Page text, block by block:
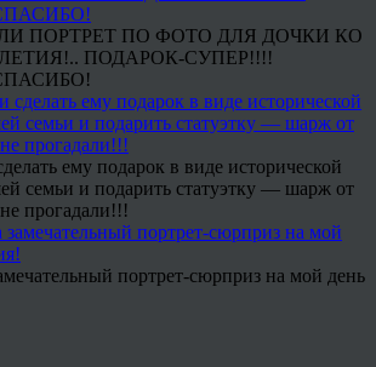
ПОРТРЕТ ПО ФОТО ДЛЯ ДОЧКИ КО
ПОДАРОК-СУПЕР!!!!
ему подарок в виде исторической
семьи и подарить статуэтку — шарж от
прогадали!!!
портрет-сюрприз на мой день